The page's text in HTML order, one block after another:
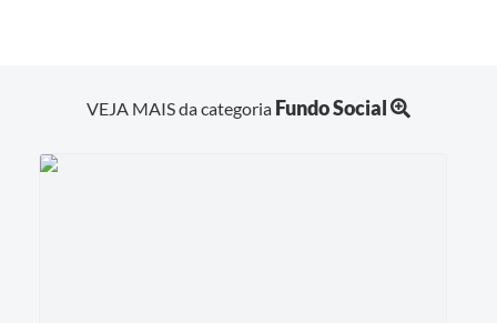
VEJA MAIS da categoria Fundo Social